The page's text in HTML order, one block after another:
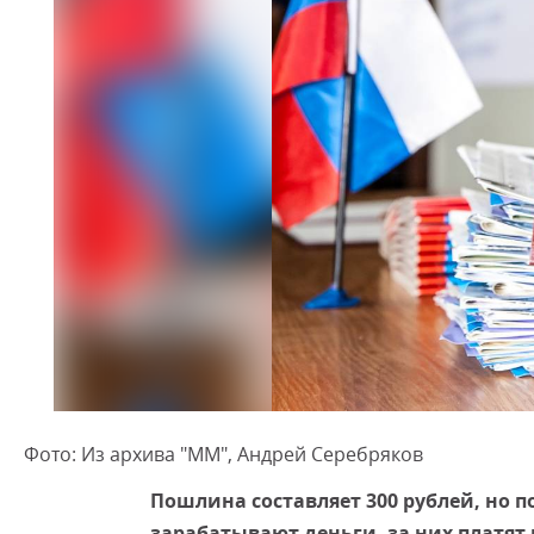
Фото: Из архива "ММ", Андрей Серебряков
Пошлина составляет 300 рублей, но